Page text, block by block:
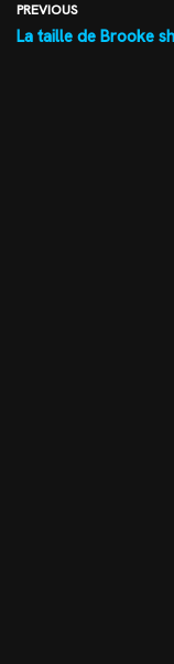
PREVIOUS
La taille de Brooke